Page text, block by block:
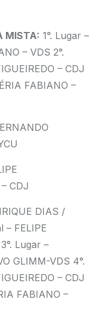
MISTA: 1°. Lugar –
– VDS 2°.
– CDJ
FABIANO –
CDJ
DIAS /
– FELIPE
3°. Lugar –
GLIMM-VDS 4°.
– CDJ
FABIANO –